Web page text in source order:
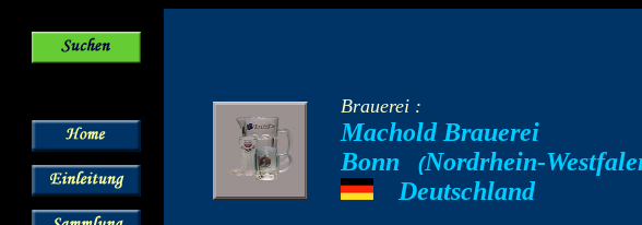
Brauerei :
Machold Brauerei
Bonn
(Nordrhein-
Deutschland